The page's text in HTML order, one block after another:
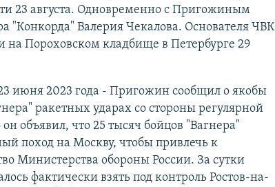
23 августа. Одновременно с Пригожиным
"Конкорда" Валерия Чекалова. Основателя ЧВК
на Пороховском кладбище в Петербурге 29
июня 2023 года - Пригожин сообщил о якобы
ракетных ударах со стороны регулярной
объявил, что 25 тысяч бойцов "Вагнера"
поход на Москву, чтобы привлечь к
Министерства обороны России. За сутки
фактически взять под контроль Ростов-на-